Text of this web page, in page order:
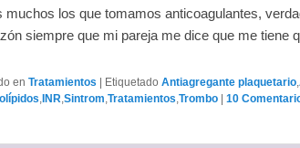
muchos los que tomamos anticoagulantes,
siempre que mi pareja me dice que me tiene
en Tratamientos Etiquetado Antiagregante plaquetario,
, INR,Sintrom,Tratamientos,Trombo 10